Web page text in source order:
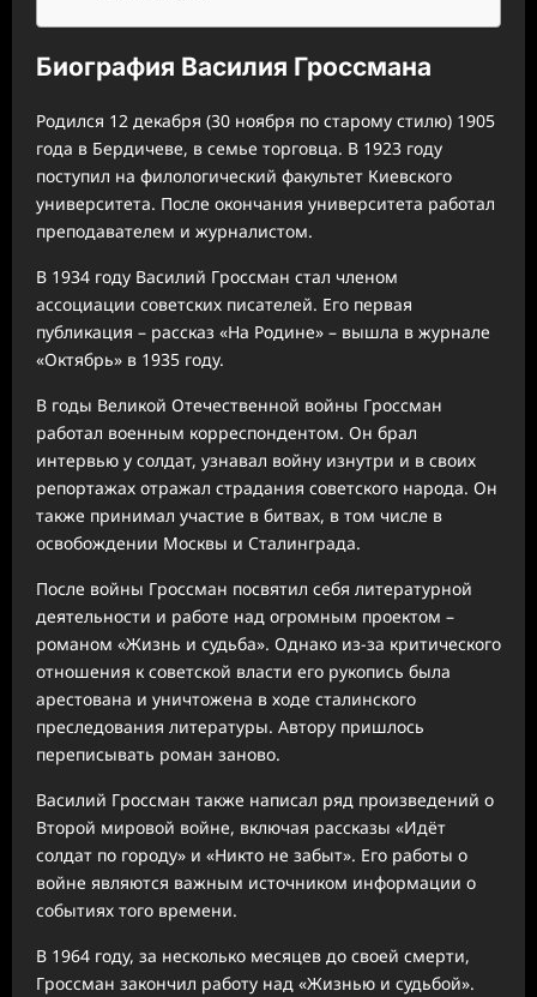
Биография Василия Гроссмана
Родился 12 декабря (30 ноября по старому стилю) 1905
года в Бердичеве, в семье торговца. В 1923 году
поступил на филологический факультет Киевского
университета. После окончания университета работал
преподавателем и журналистом.
В 1934 году Василий Гроссман стал членом
ассоциации советских писателей. Его первая
публикация – рассказ «На Родине» – вышла в журнале
«Октябрь» в 1935 году.
В годы Великой Отечественной войны Гроссман
работал военным корреспондентом. Он брал
интервью у солдат, узнавал войну изнутри и в своих
репортажах отражал страдания советского народа. Он
также принимал участие в битвах, в том числе в
освобождении Москвы и Сталинграда.
После войны Гроссман посвятил себя литературной
деятельности и работе над огромным проектом –
романом «Жизнь и судьба». Однако из-за критического
отношения к советской власти его рукопись была
арестована и уничтожена в ходе сталинского
преследования литературы. Автору пришлось
переписывать роман заново.
Василий Гроссман также написал ряд произведений о
Второй мировой войне, включая рассказы «Идёт
солдат по городу» и «Никто не забыт». Его работы о
войне являются важным источником информации о
событиях того времени.
В 1964 году, за несколько месяцев до своей смерти,
Гроссман закончил работу над «Жизнью и судьбой».